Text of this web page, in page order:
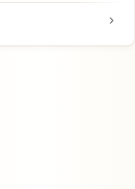
chevron_right